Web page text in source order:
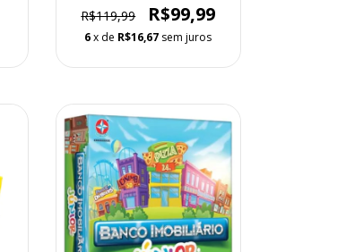
R$119,99 R$99,99
6x de R$16,67 sem juros